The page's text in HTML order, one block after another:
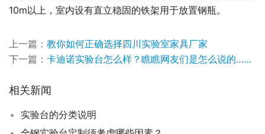
10m以上，室内设有直立稳固的铁架用于放置钢瓶。
上一篇： 教你如何正确选择四川实验室家具厂家
下一篇： 卡迪诺实验台怎么样？瞧瞧网友们是怎么说的……
相关新闻
实验台的分类说明